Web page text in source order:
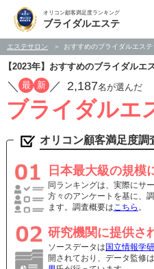
オリコン顧客満足度ランキング
ブライダルエステ
エステサロン おすすめのブライダルエス
【2023年】おすすめのブライダルエ
／ 最 新 ／ 2,187名が選んだ
ブライダルエ
オリコン顧客満足度調
日本最大級の規模
同ランキングは、実際にサ
方々のアンケートを基に、
ます。調査概要はこちら 。
研究機関に提供さ
ソースデータは 国立情報学
開されており、データ監修